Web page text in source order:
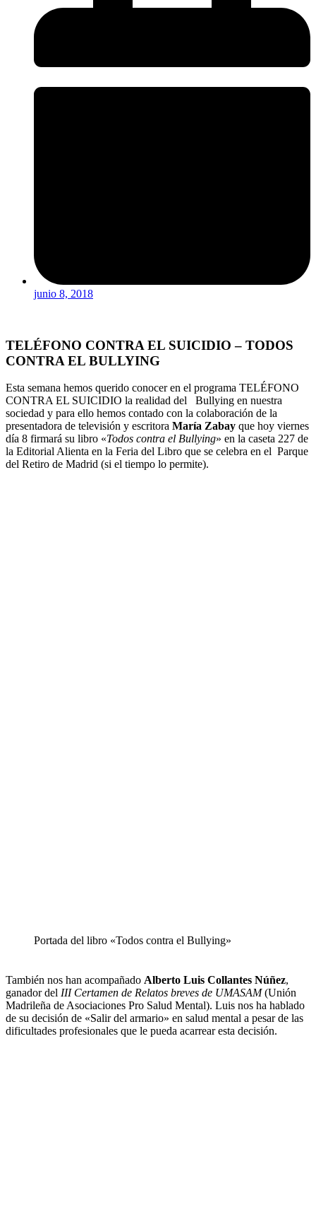
junio 8, 2018
TELÉFONO CONTRA EL SUICIDIO – TODOS
CONTRA EL BULLYING
Esta semana hemos querido conocer en el programa TELÉFONO
CONTRA EL SUICIDIO la realidad del Bullying en nuestra
sociedad y para ello hemos contado con la colaboración de la
presentadora de televisión y escritora María Zabay que hoy viernes
día 8 firmará su libro «Todos contra el Bullying» en la caseta 227 de
la Editorial Alienta en la Feria del Libro que se celebra en el Parque
del Retiro de Madrid (si el tiempo lo permite).
Portada del libro «Todos contra el Bullying»
También nos han acompañado Alberto Luis Collantes Núñez,
ganador del III Certamen de Relatos breves de UMASAM(Unión
Madrileña de Asociaciones Pro Salud Mental). Luis nos ha hablado
de su decisión de «Salir del armario» en salud mental a pesar de las
dificultades profesionales que le pueda acarrear esta decisión.